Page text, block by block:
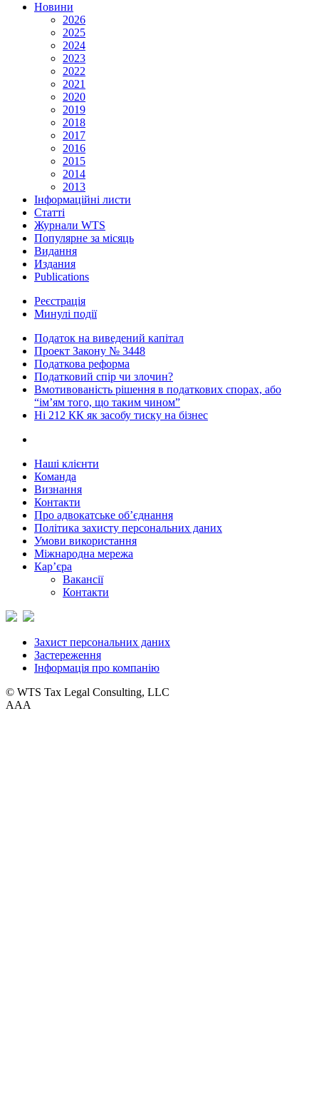
Новини
2026
2025
2024
2023
2022
2021
2020
2019
2018
2017
2016
2015
2014
2013
Інформаційні листи
Статті
Журнали WTS
Популярне за місяць
Видання
Издания
Publications
Реєстрація
Минулі події
Податок на виведений капітал
Проект Закону № 3448
Податкова реформа
Податковий спір чи злочин?
Вмотивованість рішення в податкових спорах, або
“ім’ям того, що таким чином”
Ні 212 КК як засобу тиску на бізнес
Наші клієнти
Команда
Визнання
Контакти
Про адвокатське об’єднання
Політика захисту персональних даних
Умови використання
Міжнародна мережа
Кар’єра
Вакансії
Контакти
Захист персональних даних
Застереження
Інформація про компанію
© WTS Tax Legal Consulting, LLC
AAA